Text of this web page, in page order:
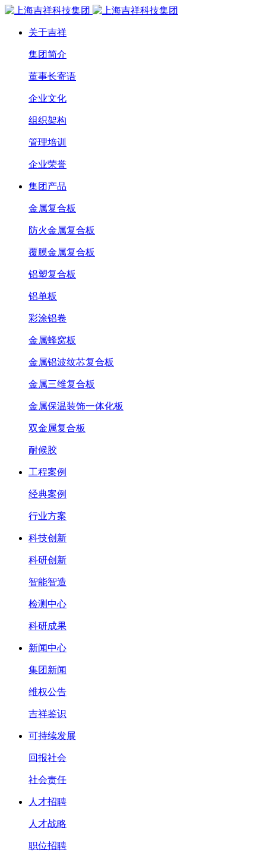
关于吉祥
集团简介
董事长寄语
企业文化
组织架构
管理培训
企业荣誉
集团产品
金属复合板
防火金属复合板
覆膜金属复合板
铝塑复合板
铝单板
彩涂铝卷
金属蜂窝板
金属铝波纹芯复合板
金属三维复合板
金属保温装饰一体化板
双金属复合板
耐候胶
工程案例
经典案例
行业方案
科技创新
科研创新
智能智造
检测中心
科研成果
新闻中心
集团新闻
维权公告
吉祥鉴识
可持续发展
回报社会
社会责任
人才招聘
人才战略
职位招聘